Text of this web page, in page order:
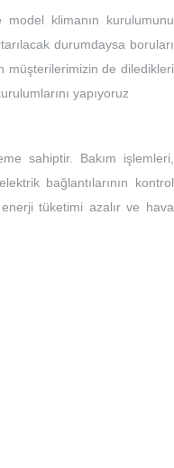
klimanın kurulumunu
durumdaysa boruları
müşterilerimizin de diledikleri
yapıyoruz
sahiptir. Bakım işlemleri,
bağlantılarının kontrol
tüketimi azalır ve hava